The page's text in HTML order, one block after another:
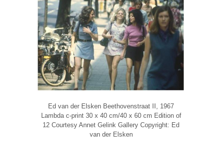
Ed van der Elsken Beethovenstraat II, 1967
Lambda c-print 30 x 40 cm/40 x 60 cm Edition of
12 Courtesy Annet Gelink Gallery Copyright: Ed
van der Elsken